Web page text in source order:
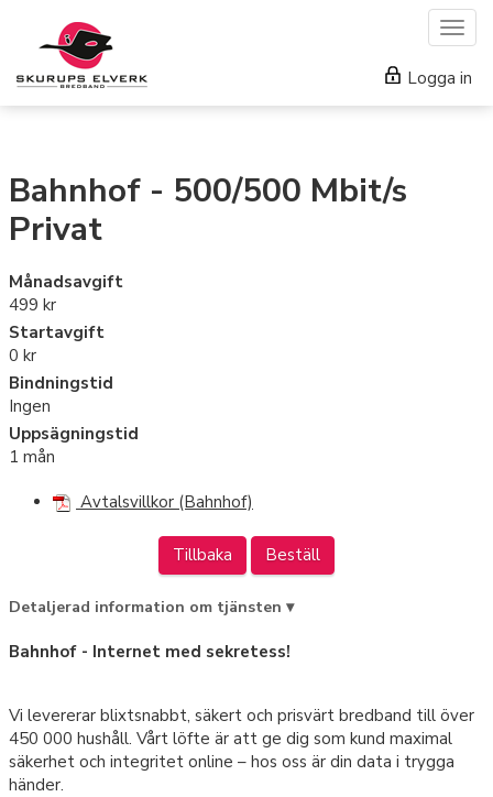
Logga in
Bahnhof - 500/500 Mbit/s
Privat
Månadsavgift
499 kr
Startavgift
0 kr
Bindningstid
Ingen
Uppsägningstid
1 mån
Avtalsvillkor (Bahnhof)
Tillbaka Beställ
Detaljerad information om tjänsten ▾
Bahnhof - Internet med sekretess!
Vi levererar blixtsnabbt, säkert och prisvärt bredband till över
450 000 hushåll. Vårt löfte är att ge dig som kund maximal
säkerhet och integritet online – hos oss är din data i trygga
händer.